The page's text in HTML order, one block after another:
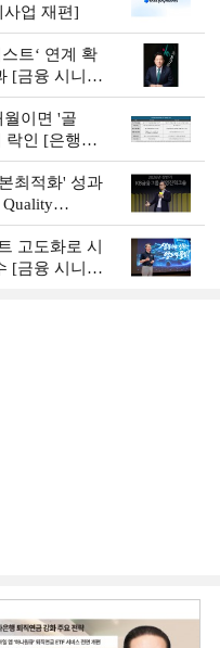
업 재편]
트‘ 연계 확
[금융 시니어
이면 '골
락인 [은행권
최적화' 성과
Quality
고도화로 시
[금융 시니어